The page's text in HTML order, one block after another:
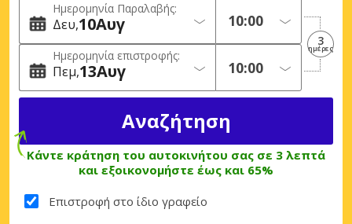
Ημερομηνία Παραλαβής:
Δευ 10Αυγ
Ημερομηνία επιστροφής:
Πεμ 13Αυγ
3
ημέρες
Κάντε κράτηση του αυτοκινήτου σας σε 3 λεπτά
και εξοικονομήστε έως και 65%
Επιστροφή στο ίδιο γραφείο